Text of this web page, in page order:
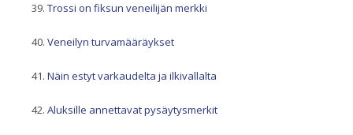
Trossi on fiksun veneilijän merkki
Veneilyn turvamääräykset
Näin estyt varkaudelta ja ilkivallalta
Aluksille annettavat pysäytysmerkit